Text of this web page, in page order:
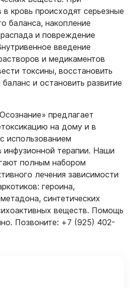
кровь происходят серьезные
баланса, накопление
и повреждение
введение
и медикаментов
токсины, восстановить
и остановить развитие
предлагает
на дому и в
использованием
терапии. Наши
полным набором
лечения зависимости
героина,
синтетических
веществ. Помощь
Позвоните: +7 (925) 402-